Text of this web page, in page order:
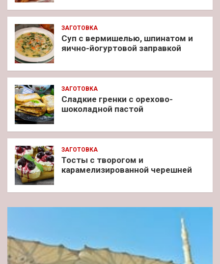
ЗАГОТОВКА
Суп с вермишелью, шпинатом и
яично-йогуртовой заправкой
ЗАГОТОВКА
Сладкие гренки с орехово-
шоколадной пастой
ЗАГОТОВКА
Тосты с творогом и
карамелизированной черешней